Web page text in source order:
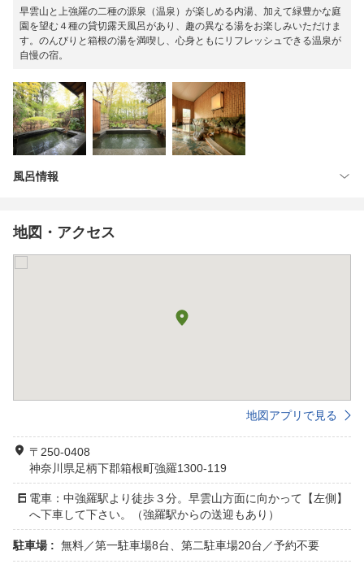
早雲山と上強羅の二種の源泉（温泉）が楽しめる内湯、加えて緑豊かな庭
園を望む４種の貸切露天風呂があり、趣の異なる湯をお楽しみいただけま
す。のんびりと箱根の湯を満喫し、心身ともにリフレッシュできる温泉が
自慢の宿。
風呂情報
地図・アクセス
地図アプリで見る
〒250-0408
神奈川県足柄下郡箱根町強羅1300-119
電車：中強羅駅より徒歩３分。早雲山方面に向かって【左側】
へ下車して下さい。（強羅駅からの送迎もあり）
駐車場 : 無料／第一駐車場8台、第二駐車場20台／予約不要